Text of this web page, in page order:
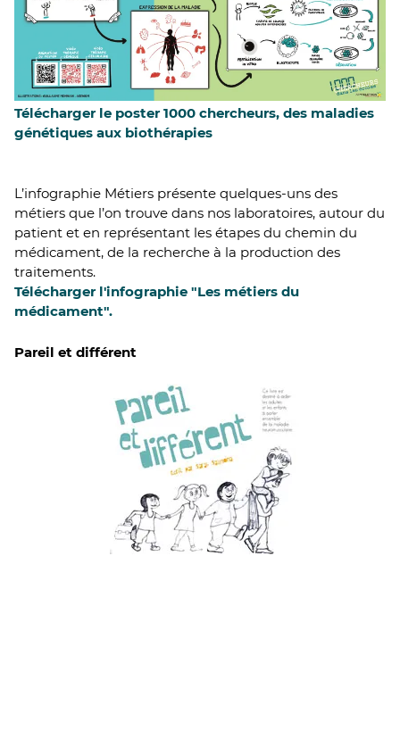
Télécharger le poster 1000 chercheurs, des maladies
génétiques aux biothérapies
L’infographie Métiers présente quelques-uns des
métiers que l’on trouve dans nos laboratoires, autour du
patient et en représentant les étapes du chemin du
médicament, de la recherche à la production des
traitements.
Télécharger l'infographie "Les métiers du
médicament".
Pareil et différent